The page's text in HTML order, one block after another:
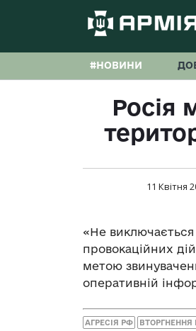
#НОВИНИ
Росія
11 Квітня
«Не
провокаційних
метою
оперативній
АГРЕСІЯ РФ ВТОРГНЕННЯ